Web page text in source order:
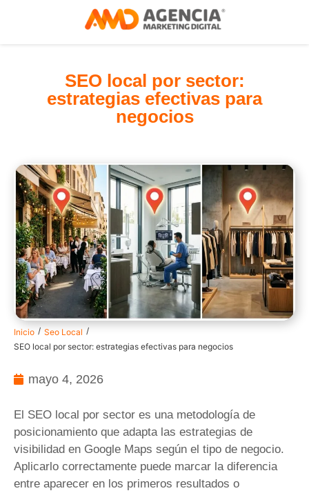
SEO local por sector:
estrategias efectivas para
negocios
Inicio / Seo Local /
SEO local por sector: estrategias efectivas para negocios
mayo 4, 2026
El SEO local por sector es una metodología de
posicionamiento que adapta las estrategias de
visibilidad en Google Maps según el tipo de negocio.
Aplicarlo correctamente puede marcar la diferencia
entre aparecer en los primeros resultados o